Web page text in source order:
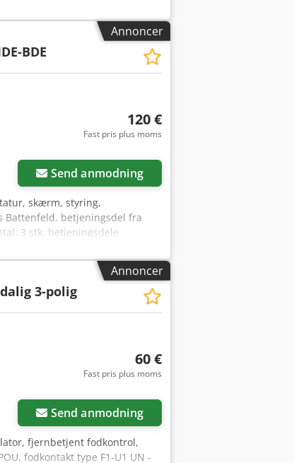
Annoncer
BDE
120 €
Fast pris plus moms
Send anmodning
skærm, styring,
Battenfeld, betjeningsdel fra
3 stk. betjeningsdele
Annoncer
3-polig
60 €
Fast pris plus moms
Send anmodning
fjernbetjent fodkontrol,
fodkontakt type F1-U1 UN -